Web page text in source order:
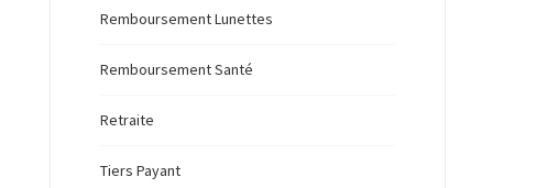
Remboursement Lunettes
Remboursement Santé
Retraite
Tiers Payant